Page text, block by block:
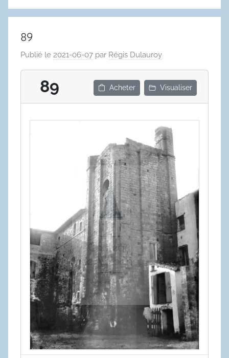
89
Publié le 2021-06-07 par Régis Dulauroy
89 Acheter Visualiser